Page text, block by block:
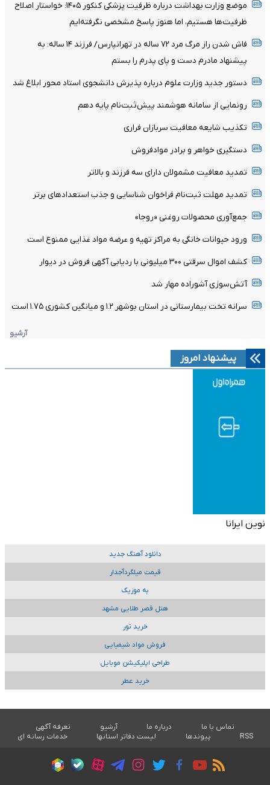
موضع وزارت بهداشت درباره ظرفیت پزشکی کنکور ۱۴۰۵: خواستار اصلاح
ظرفیت‌ها هستیم، اما هنوز پاسخ مشخصی نگرفته‌ایم
فاش شدن راز مرگ مرد ۷۲ ساله در تهرانپارس/ فرزند ۱۴ ساله: به
پیشنهاد مادرم دست و پای پدرم را بستم
دستور جدید وزارت علوم درباره پذیرش دانشجوی استاد محور ابلاغ شد
رونمایی از سامانه هوشمند پیش‌ثبت‌نام پایه دهم
تکذیب شایعه معافیت سربازان فراری
دستگیری خواهر و برادر موادفروش
تمدید معافیت مشمولان دارای سه فرزند و بالا‌تر
تمدید مهلت ثبت‌نام فراخوان شناسایی و جذب استعدادهای برتر
جمع‌آوری محصولات روغنی «روجا»
ورود حیوانات خانگی به مراکز تهیه و عرضه مواد غذایی ممنوع است
کشف اموال سرقتی ۳۰۰ میلیونی با ردیابی آگهی فروش در دیوار
آتش‌سوزی آشوراده مهار شد
سرانه تخت بیمارستانی در استان بوشهر ۱.۲ و میانگین کشوری ۱.۷۵ است
آرشیو
پیشنهاد امروز
نوین ایرانا
دانلود آهنگ جدید
قیمت میلگردآجدار
به موزیک
هتل قصر طلایی مشهد
خرید تور
فروش مواد شیمیایی
طراحی اپلیکیشن موبایل
خرید عطر
تماس با ما درباره ما آرشیو
تعرفه آگهی
RSS
پیوندها لیست دفاتر استانها خدمات رسانه ای